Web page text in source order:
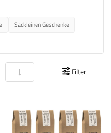
Sackleinen Geschenke
In aufsteigender Reihenfolge
Filter